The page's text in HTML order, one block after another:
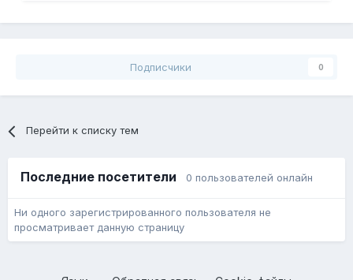
Подписчики 0
Перейти к списку тем
Последние посетители 0 пользователей онлайн
Ни одного зарегистрированного пользователя не
просматривает данную страницу